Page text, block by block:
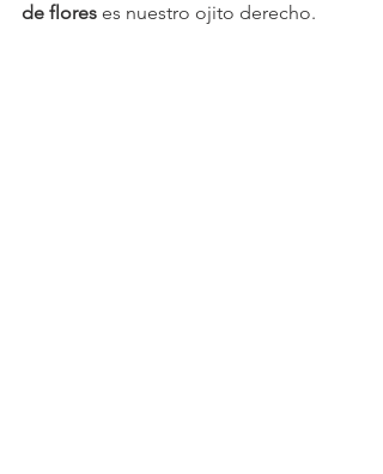
de flores es nuestro ojito derecho.